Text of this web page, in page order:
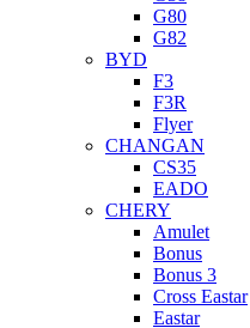
G80
G82
BYD
F3
F3R
Flyer
CHANGAN
CS35
EADO
CHERY
Amulet
Bonus
Bonus 3
Cross Eastar
Eastar